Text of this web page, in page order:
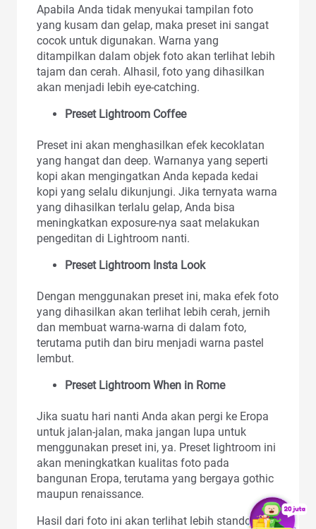
Apabila Anda tidak menyukai tampilan foto
yang kusam dan gelap, maka preset ini sangat
cocok untuk digunakan. Warna yang
ditampilkan dalam objek foto akan terlihat lebih
tajam dan cerah. Alhasil, foto yang dihasilkan
akan menjadi lebih eye-catching.
Preset Lightroom Coffee
Preset ini akan menghasilkan efek kecoklatan
yang hangat dan deep. Warnanya yang seperti
kopi akan mengingatkan Anda kepada kedai
kopi yang selalu dikunjungi. Jika ternyata warna
yang dihasilkan terlalu gelap, Anda bisa
meningkatkan exposure-nya saat melakukan
pengeditan di Lightroom nanti.
Preset Lightroom Insta Look
Dengan menggunakan preset ini, maka efek foto
yang dihasilkan akan terlihat lebih cerah, jernih
dan membuat warna-warna di dalam foto,
terutama putih dan biru menjadi warna pastel
lembut.
Preset Lightroom When in Rome
Jika suatu hari nanti Anda akan pergi ke Eropa
untuk jalan-jalan, maka jangan lupa untuk
menggunakan preset ini, ya. Preset lightroom ini
akan meningkatkan kualitas foto pada
bangunan Eropa, terutama yang bergaya gothic
maupun renaissance.
Hasil dari foto ini akan terlihat lebih standout,